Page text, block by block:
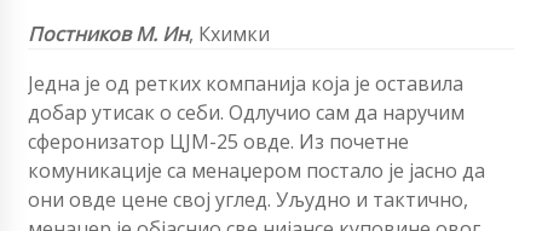
Постников М. Ин, Кхимки
Једна је од ретких компанија која је оставила
добар утисак о себи. Одлучио сам да наручим
сферонизатор ЦЈМ-25 овде. Из почетне
комуникације са менаџером постало је јасно да
они овде цене свој углед. Уљудно и тактично,